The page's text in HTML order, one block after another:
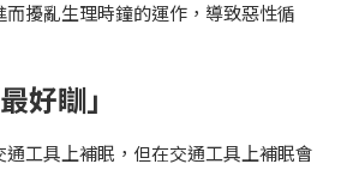
擾亂生理時鐘的運作，導致惡性循
好瞓」
工具上補眠，但在交通工具上補眠會